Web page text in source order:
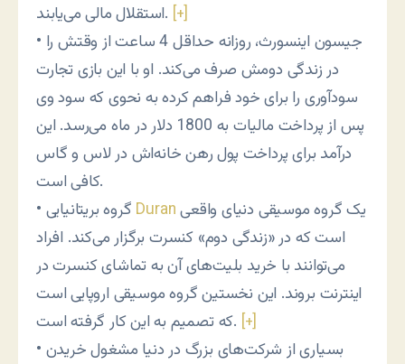
استقلال مالی می‌یابند. [+]
• جیسون اینسورث، روزانه حداقل 4 ساعت از وقتش را
در زندگی دومش صرف می‌کند. او با این بازی تجارت
سودآوری را برای خود فراهم کرده به نحوی که سود وی
پس از پرداخت مالیات به 1800 دلار در ماه می‌رسد. این
درآمد برای پرداخت پول رهن خانه‌اش در لاس و گاس
کافی است.
Duranیک گروه موسیقی دنیای واقعی
است که در «زندگی دوم» کنسرت برگزار می‌کند. افراد
می‌توانند با خرید بلیت‌های آن به تماشای کنسرت در
اینترنت بروند. این نخستین گروه موسیقی اروپایی است
که تصمیم به این کار گرفته است. [+]
• بسیاری از شرکت‌های بزرگ در دنیا مشغول خریدن